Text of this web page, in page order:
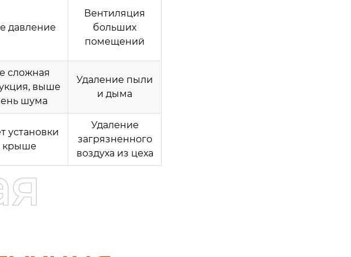
давление
Вентиляция
больших
помещений
сложная
выше
шума
Удаление пыли
и дыма
установки
крыше
Удаление
загрязненного
воздуха из цеха